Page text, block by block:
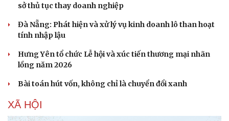
sở thủ tục thay doanh nghiệp
Đà Nẵng: Phát hiện và xử lý vụ kinh doanh lô than hoạt
tính nhập lậu
Hưng Yên tổ chức Lễ hội và xúc tiến thương mại nhãn
lồng năm 2026
Bài toán hút vốn, không chỉ là chuyển đổi xanh
XÃ HỘI